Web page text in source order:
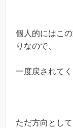
個人的にはこ
りなので、
一度戻されて
ただ方向とし